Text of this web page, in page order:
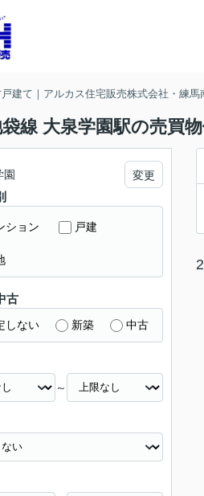
建て｜アルカス住宅販売株式会社・練馬
線 大泉学園駅の売買
園 変更
ション 戸建
古
しない 新築 中古
～